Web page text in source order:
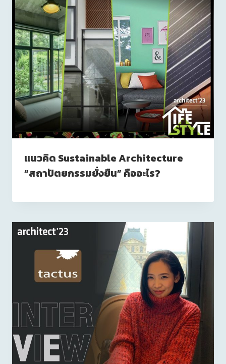
แนวคิด Sustainable Architecture
“สถาปัตยกรรมยั่งยืน” คืออะไร?